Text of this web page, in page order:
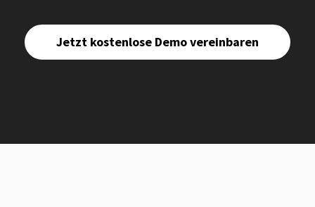
Jetzt kostenlose Demo vereinbaren